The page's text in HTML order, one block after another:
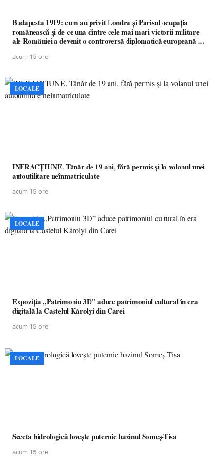
Budapesta 1919: cum au privit Londra și Parisul ocupația
românească și de ce una dintre cele mai mari victorii militare
ale României a devenit o controversă diplomatică europeană (
acum 15 ore
LOCALE
INFRACȚIUNE. Tânăr de 19 ani, fără permis și la volanul unei
autoutilitare neînmatriculate
acum 15 ore
LOCALE
Expoziția „Patrimoniu 3D” aduce patrimoniul cultural în era
digitală la Castelul Károlyi din Carei
acum 15 ore
LOCALE
Seceta hidrologică lovește puternic bazinul Someș-Tisa
acum 15 ore